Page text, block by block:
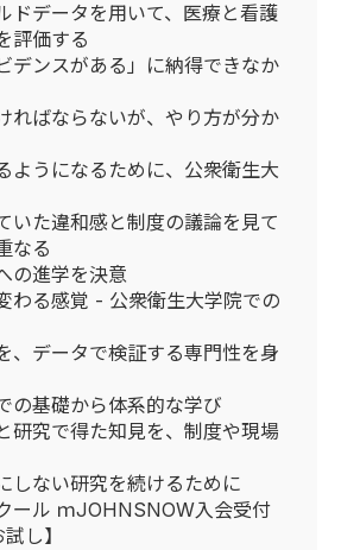
ドデータを用いて、医療と看護
評価する
デンスがある」に納得できなか
ればならないが、やり方が分か
ようになるために、公衆衛生大
いた違和感と制度の議論を見て
なる
の進学を決意
わる感覚 - 公衆衛生大学院での
、データで検証する専門性を身
の基礎から体系的な学び
研究で得た知見を、制度や現場
しない研究を続けるために
ール ｍJOHNSNOW入会受付
し】